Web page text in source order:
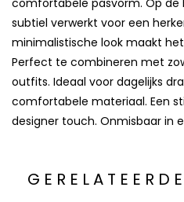
comfortabele pasvorm. Op de
subtiel verwerkt voor een
minimalistische look maakt
Perfect te combineren met
outfits. Ideaal voor dagelijks
comfortabele materiaal. Een
designer touch. Onmisbaar in